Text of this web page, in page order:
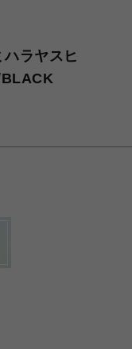
ラヤスヒ